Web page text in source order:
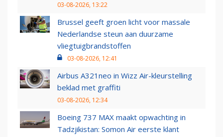
03-08-2026, 13:22
Brussel geeft groen licht voor massale
Nederlandse steun aan duurzame
vliegtuigbrandstoffen
03-08-2026, 12:41
Airbus A321neo in Wizz Air-kleurstelling
beklad met graffiti
03-08-2026, 12:34
Boeing 737 MAX maakt opwachting in
Tadzjikistan: Somon Air eerste klant